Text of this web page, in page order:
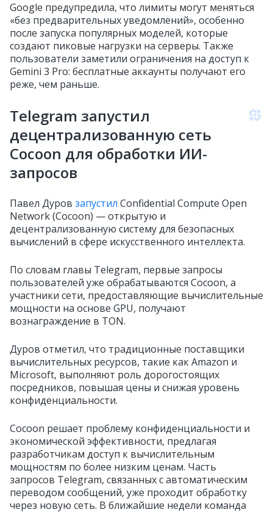
Google предупредила, что лимиты могут меняться
«без предварительных уведомлений», особенно
после запуска популярных моделей, которые
создают пиковые нагрузки на серверы. Также
пользователи заметили ограничения на доступ к
Gemini 3 Pro: бесплатные аккаунты получают его
реже, чем раньше.
Telegram запустил
децентрализованную сеть
Cocoon для обработки ИИ-
запросов
Павел Дуров запустил Confidential Compute Open
Network (Cocoon) — открытую и
децентрализованную систему для безопасных
вычислений в сфере искусственного интеллекта.
По словам главы Telegram, первые запросы
пользователей уже обрабатываются Cocoon, а
участники сети, предоставляющие вычислительные
мощности на основе GPU, получают
вознаграждение в TON.
Дуров отметил, что традиционные поставщики
вычислительных ресурсов, такие как Amazon и
Microsoft, выполняют роль дорогостоящих
посредников, повышая цены и снижая уровень
конфиденциальности.
Cocoon решает проблему конфиденциальности и
экономической эффективности, предлагая
разработчикам доступ к вычислительным
мощностям по более низким ценам. Часть
запросов Telegram, связанных с автоматическим
переводом сообщений, уже проходит обработку
через новую сеть. В ближайшие недели команда